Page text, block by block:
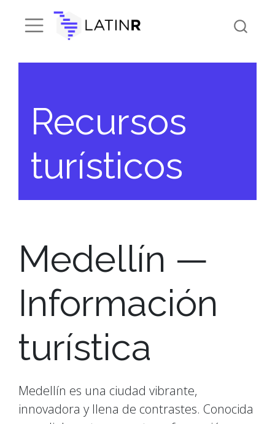
Recursos
turísticos
Medellín —
Información
turística
Medellín es una ciudad vibrante,
innovadora y llena de contrastes. Conocida